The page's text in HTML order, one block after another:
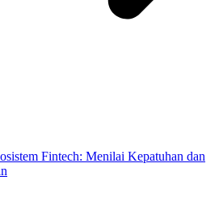
Fintech: Menilai Kepatuhan dan